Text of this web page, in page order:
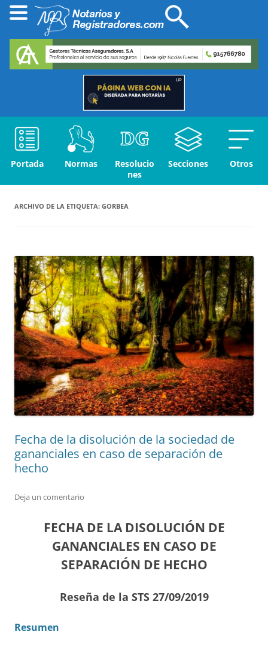
Portada Normas
Resolucio
nes
Secciones Otros
ARCHIVO DE LA ETIQUETA: GORBEA
Fecha de la disolución de la sociedad de
gananciales en caso de separación de
hecho
Deja un comentario
FECHA DE LA DISOLUCIÓN DE
GANANCIALES EN CASO DE
SEPARACIÓN DE HECHO
Reseña de la STS 27/09/2019
Resumen